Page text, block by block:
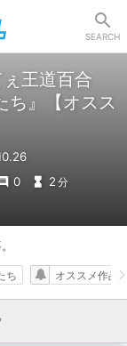
SEARCH
王道百合
ち』【オスス
0 2 分
ち オススメ作品